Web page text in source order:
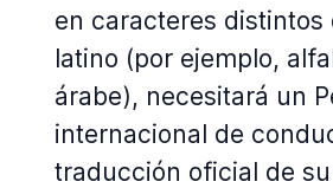
en caracteres distintos
latino (por ejemplo,
árabe), necesitará un
internacional de
traducción oficial de